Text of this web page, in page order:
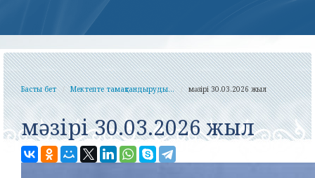
Басты бет Мектепте тамақтандыруды... мәзірі 30.03.2026 жыл
мәзірі 30.03.2026 жыл